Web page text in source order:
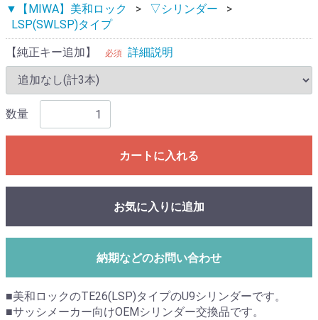
▼【MIWA】美和ロック
▽シリンダー
LSP(SWLSP)タイプ
【純正キー追加】 必須 詳細説明
数量
カートに入れる
お気に入りに追加
納期などのお問い合わせ
■美和ロックのTE26(LSP)タイプのU9シリンダーです。
■サッシメーカー向けOEMシリンダー交換品です。